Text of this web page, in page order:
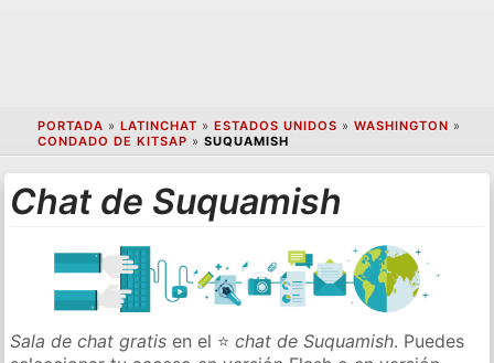
PORTADA » LATINCHAT » ESTADOS UNIDOS » WASHINGTON »
CONDADO DE KITSAP » SUQUAMISH
Chat de Suquamish
Sala de chat gratis en el ⭐chat de Suquamish. Puedes